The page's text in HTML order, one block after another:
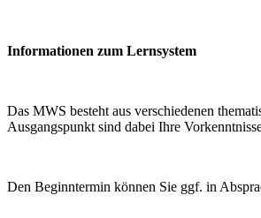
Informationen zum Lernsystem
Das MWS besteht aus verschiedenen
Ausgangspunkt sind dabei Ihre
Den Beginntermin können Sie ggf. in